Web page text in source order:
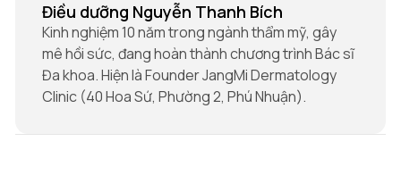
Điều dưỡng Nguyễn Thanh Bích
Kinh nghiệm 10 năm trong ngành thẩm mỹ, gây
mê hồi sức, đang hoàn thành chương trình Bác sĩ
Đa khoa. Hiện là Founder JangMi Dermatology
Clinic (40 Hoa Sứ, Phường 2, Phú Nhuận).